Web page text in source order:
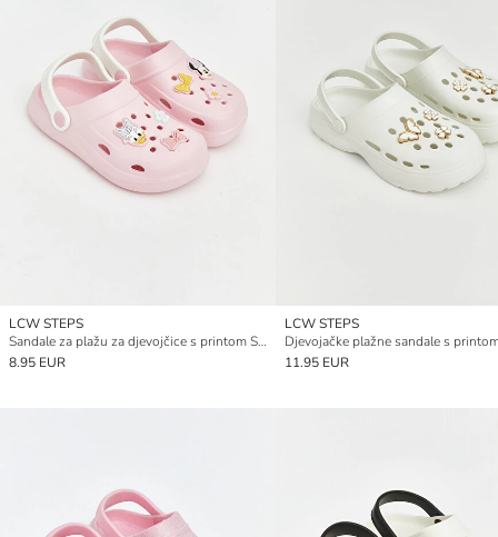
LCW STEPS
Sandale za plažu za djevojčice s printom Sonic
8.95 EUR
LCW STEPS
Djevojačke plažne sandale s
11.95 EUR